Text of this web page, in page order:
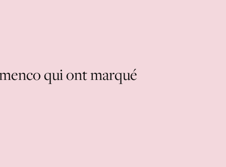
qui ont marqué